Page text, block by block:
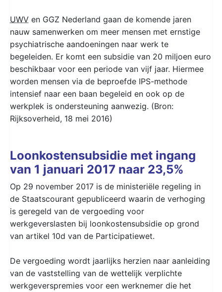
UWV en GGZ Nederland gaan de komende jaren
nauw samenwerken om meer mensen met ernstige
psychiatrische aandoeningen naar werk te
begeleiden. Er komt een subsidie van 20 miljoen euro
beschikbaar voor een periode van vijf jaar. Hiermee
worden mensen via de beproefde IPS-methode
intensief naar een baan begeleid en ook op de
werkplek is ondersteuning aanwezig. (Bron:
Rijksoverheid, 18 mei 2016)
Loonkostensubsidie met ingang
van 1 januari 2017 naar 23,5%
Op 29 november 2017 is de ministeriële regeling in
de Staatscourant gepubliceerd waarin de verhoging
is geregeld van de vergoeding voor
werkgeverslasten bij loonkostensubsidie op grond
van artikel 10d van de Participatiewet.
De vergoeding wordt jaarlijks herzien naar aanleiding
van de vaststelling van de wettelijk verplichte
werkgeverspremies voor een werknemer die het